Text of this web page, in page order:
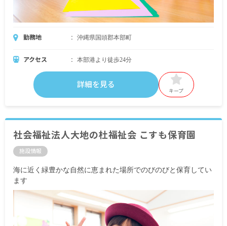
勤務地 沖縄県国頭郡本部町
アクセス 本部港より徒歩24分
詳細を見る
キープ
社会福祉法人大地の杜福祉会 こすも保育園
施設情報
海に近く緑豊かな自然に恵まれた場所でのびのびと保育してい
ます